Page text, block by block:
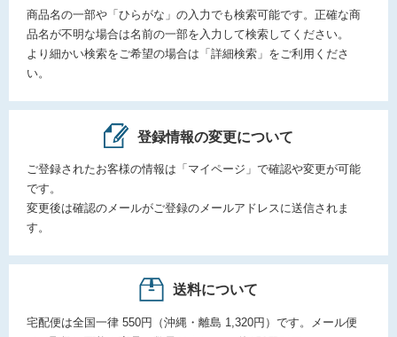
商品名の一部や「ひらがな」の入力でも検索可能です。正確な商
品名が不明な場合は名前の一部を入力して検索してください。
より細かい検索をご希望の場合は「詳細検索」をご利用くださ
い。
登録情報の変更について
ご登録されたお客様の情報は「マイページ」で確認や変更が可能
です。
変更後は確認のメールがご登録のメールアドレスに送信されま
す。
送料について
宅配便は全国一律 550円（沖縄・離島 1,320円）です。メール便